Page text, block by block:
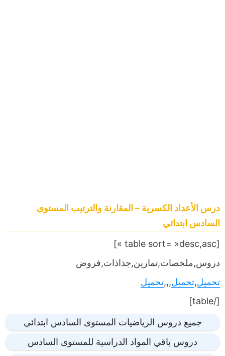
درس الأعداد الكسرية – المقارنة والترتيب المستوى
السادس ابتدائي
[table sort= »desc,asc »]
دروس,ملخصات,تمارين,جذاذات,فروض
تحميل,تحميل,,,تحميل
[/table]
جميع دروس الرياضيات المستوى السادس ابتدائي
دروس باقي المواد الدراسية للمستوى السادس